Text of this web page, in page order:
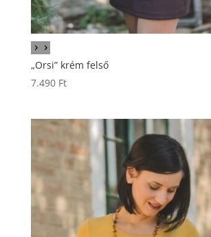
„Orsi” krém felső
7.490 Ft